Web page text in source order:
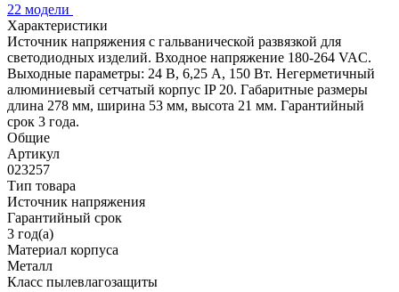
22 модели
Характеристики
Источник напряжения с гальванической развязкой для
светодиодных изделий. Входное напряжение 180-264 VAC.
Выходные параметры: 24 В, 6,25 А, 150 Вт. Негерметичный
алюминиевый сетчатый корпус IP 20. Габаритные размеры
длина 278 мм, ширина 53 мм, высота 21 мм. Гарантийный
срок 3 года.
Общие
Артикул
023257
Тип товара
Источник напряжения
Гарантийный срок
3 год(а)
Материал корпуса
Металл
Класс пылевлагозащиты